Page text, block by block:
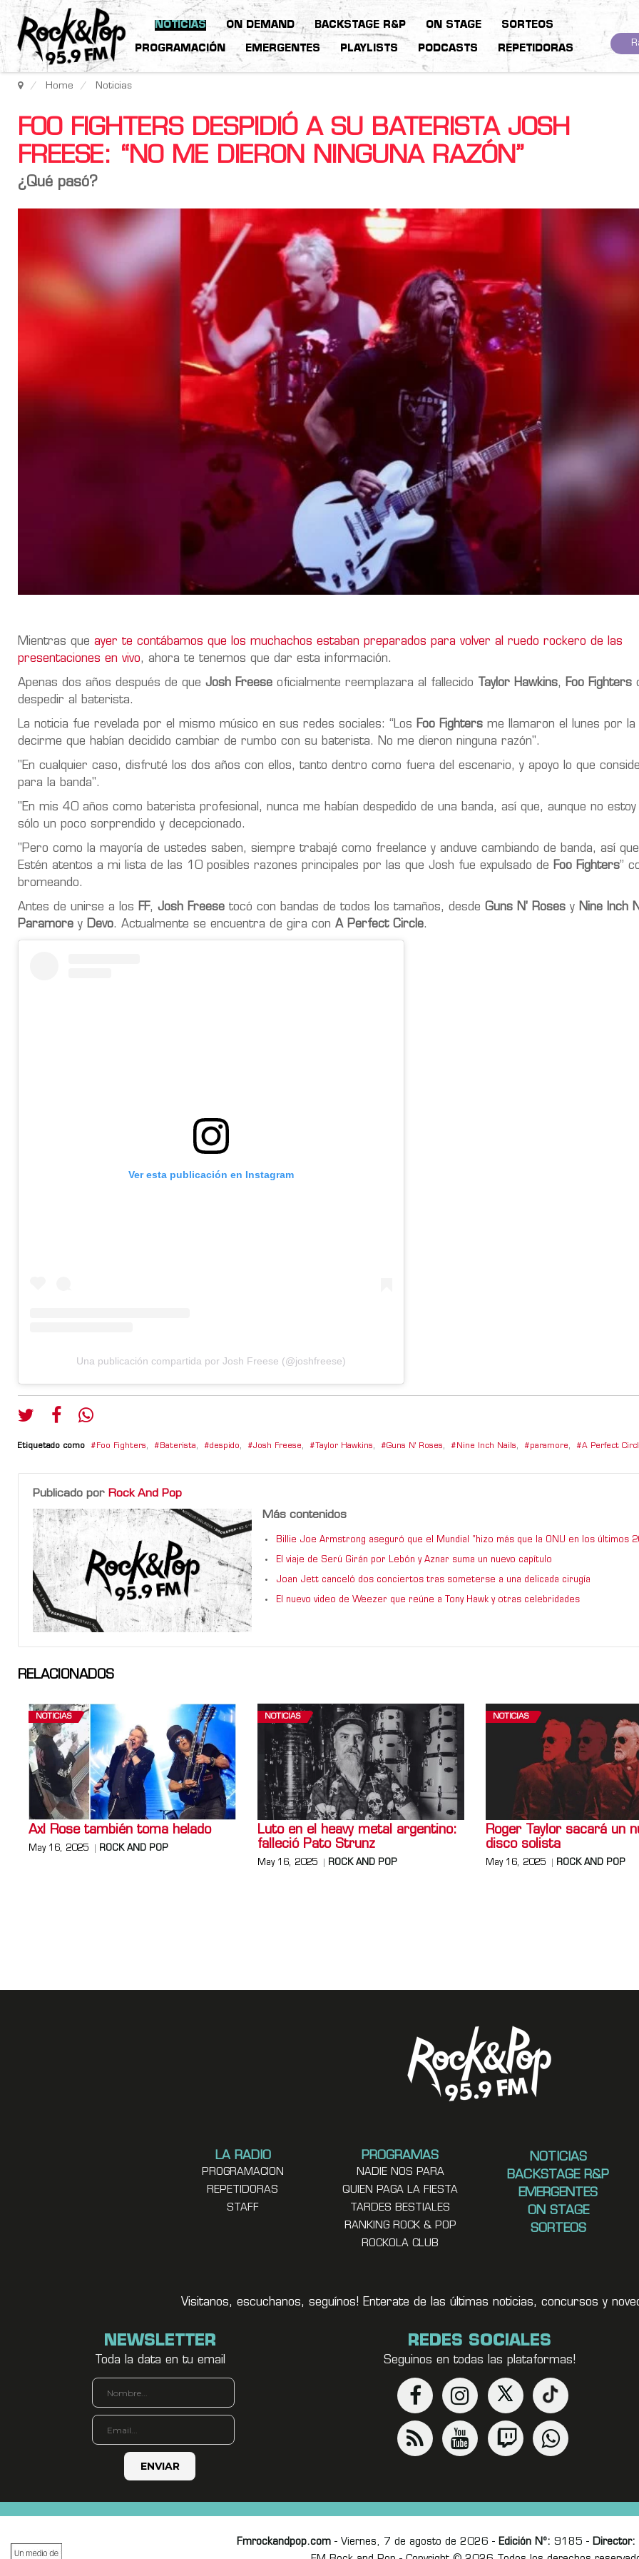
NOTICIAS ON DEMAND BACKSTAGE R&P ON STAGE SORTEOS
PROGRAMACIÓN EMERGENTES PLAYLISTS PODCASTS REPETIDORAS
Home Noticias
FOO FIGHTERS DESPIDIÓ A SU BATERISTA JOSH
FREESE: “NO ME DIERON NINGUNA RAZÓN”
¿Qué pasó?
Mientras que ayer te contábamos que los muchachos estaban preparados para volver al ruedo rockero de las
presentaciones en vivo, ahora te tenemos que dar esta información.
Apenas dos años después de que Josh Freese oficialmente reemplazara al fallecido Taylor Hawkins, Foo Fighters
despedir al baterista.
La noticia fue revelada por el mismo músico en sus redes sociales: “Los Foo Fighters me llamaron el lunes por la
decirme que habían decidido cambiar de rumbo con su baterista. No me dieron ninguna razón".
"En cualquier caso, disfruté los dos años con ellos, tanto dentro como fuera del escenario, y apoyo lo que
para la banda".
"En mis 40 años como baterista profesional, nunca me habían despedido de una banda, así que, aunque no estoy
sólo un poco sorprendido y decepcionado.
"Pero como la mayoría de ustedes saben, siempre trabajé como freelance y anduve cambiando de banda, así
Estén atentos a mi lista de las 10 posibles razones principales por las que Josh fue expulsado de Foo Fighters”
bromeando.
Antes de unirse a los FF, Josh Freese tocó con bandas de todos los tamaños, desde Guns N' Roses y Nine Inch
Paramore y Devo. Actualmente se encuentra de gira con A Perfect Circle.
Ver esta publicación en Instagram
Una publicación compartida por Josh Freese (@joshfreese)
Etiquetado como Foo Fighters, Baterista, despido, Josh Freese, Taylor Hawkins, Guns N' Roses, Nine Inch Nails, paramore, A Perfect
Publicado por Rock And Pop
Más contenidos
Billie Joe Armstrong aseguró que el Mundial “hizo más que la ONU en los últimos
El viaje de Serú Girán por Lebón y Aznar suma un nuevo capítulo
Joan Jett canceló dos conciertos tras someterse a una delicada cirugía
El nuevo video de Weezer que reúne a Tony Hawk y otras celebridades
RELACIONADOS
NOTICIAS
Axl Rose también toma helado
May 16, 2025 ROCK AND POP
NOTICIAS
Luto en el heavy metal argentino:
falleció Pato Strunz
May 16, 2025 ROCK AND POP
NOTICIAS
Roger Taylor sacará un
disco solista
May 16, 2025 ROCK AND POP
LA RADIO
PROGRAMACION
REPETIDORAS
STAFF
PROGRAMAS
NADIE NOS PARA
QUIEN PAGA LA FIESTA
TARDES BESTIALES
RANKING ROCK & POP
ROCKOLA CLUB
NOTICIAS
BACKSTAGE R&P
EMERGENTES
ON STAGE
SORTEOS
Visitanos, escuchanos, seguínos! Enterate de las últimas noticias, concursos y
NEWSLETTER
Toda la data en tu email
REDES SOCIALES
Seguinos en todas las plataformas!
Fmrockandpop.com- Viernes, 7 de agosto de 2026 - Edición Nº: 9185 - Director: